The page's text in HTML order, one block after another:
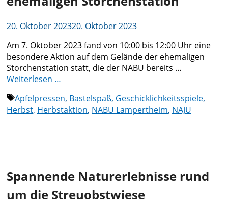
20. Oktober 202320. Oktober 2023
Am 7. Oktober 2023 fand von 10:00 bis 12:00 Uhr eine
besondere Aktion auf dem Gelände der ehemaligen
Storchenstation statt, die der NABU bereits …
Weiterlesen …
Schlagwörter
Apfelpressen, Bastelspaß, Geschicklichkeitsspiele,
Herbst, Herbstaktion, NABU Lampertheim, NAJU
Spannende Naturerlebnisse rund
um die Streuobstwiese